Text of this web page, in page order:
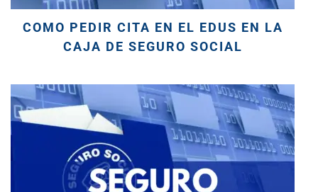
COMO PEDIR CITA EN EL EDUS EN LA
CAJA DE SEGURO SOCIAL